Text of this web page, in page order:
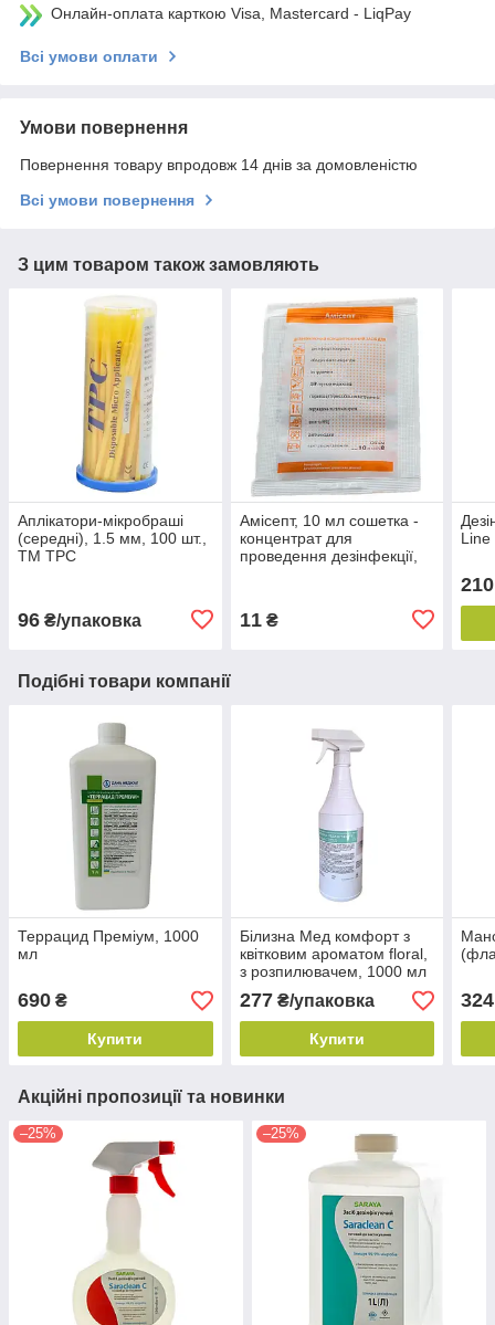
Онлайн-оплата карткою Visa, Mastercard - LiqPay
Всі умови оплати
Умови повернення
Повернення товару впродовж 14 днів за домовленістю
Всі умови повернення
З цим товаром також замовляють
Аплікатори-мікробраші
(середні), 1.5 мм, 100 шт.,
ТМ TPC
96 ₴/упаковка
Амісепт, 10 мл сошетка -
концентрат для
проведення дезінфекції,
11₴
210
Подібні товари компанії
Террацид Преміум, 1000
мл
690 ₴
Купити
Білизна Мед комфорт з
квітковим ароматом floral,
з розпилювачем, 1000 мл
277₴/упаковка
Купити
324
Акційні пропозиції та новинки
–25% –25%